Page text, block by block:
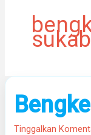
Tinggalkan
Bengkel
Las
Sukabumi